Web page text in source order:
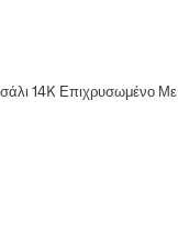
14K Επιχρυσωμένο Με